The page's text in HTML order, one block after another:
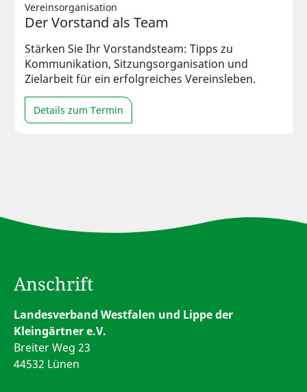
Vereinsorganisation
Der Vorstand als Team
Stärken Sie Ihr Vorstandsteam: Tipps zu
Kommunikation, Sitzungsorganisation und
Zielarbeit für ein erfolgreiches Vereinsleben.
Details zum Termin
Anschrift
Landesverband Westfalen und Lippe der
Kleingärtner e.V.
Breiter Weg 23
44532 Lünen